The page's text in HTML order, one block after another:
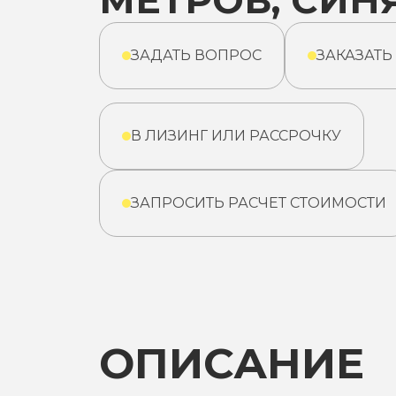
ЗАДАТЬ ВОПРОС ЗАКАЗАТЬ
В ЛИЗИНГ ИЛИ РАССРОЧКУ
ЗАПРОСИТЬ РАСЧЕТ СТОИМОСТИ
ОПИСАНИЕ